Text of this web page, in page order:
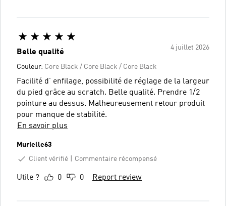
4 juillet 2026
Belle qualité
Couleur: Core Black / Core Black / Core Black
Facilité d’ enfilage, possibilité de réglage de la largeur
du pied grâce au scratch. Belle qualité. Prendre 1/2
pointure au dessus. Malheureusement retour produit
pour manque de stabilité.
En savoir plus
Murielle63
Client vérifié
Commentaire récompensé
Utile ? 0 0 Report review